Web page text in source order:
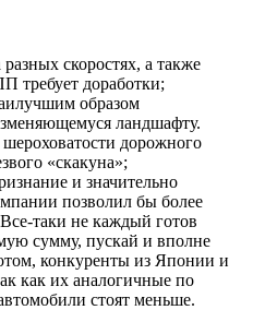
скоростях, а также
требует доработки;
образом
ландшафту.
дорожного
«скакуна»;
и значительно
позволил бы более
таки не каждый готов
сумму, пускай и вполне
конкуренты из Японии и
как их аналогичные по
стоят меньше.